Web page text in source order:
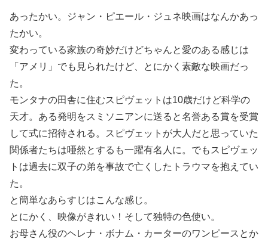
あったかい。ジャン・ピエール・ジュネ映画はなんかあっ
たかい。
変わっている家族の奇妙だけどちゃんと愛のある感じは
「アメリ」でも見られたけど、とにかく素敵な映画だっ
た。
モンタナの田舎に住むスピヴェットは10歳だけど科学の
天才。ある発明をスミソニアンに送ると名誉ある賞を受賞
して式に招待される。スピヴェットが大人だと思っていた
関係者たちは唖然とするも一躍有名人に。でもスピヴェッ
トは過去に双子の弟を事故で亡くしたトラウマを抱えてい
た。
と簡単なあらすじはこんな感じ。
とにかく、映像がきれい！そして独特の色使い。
お母さん役のヘレナ・ボナム・カーターのワンピースとか